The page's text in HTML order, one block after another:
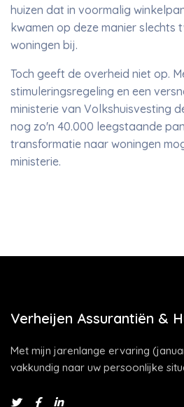
huizen dat in voormalig
kwamen op deze manier slechts
woningen bij.
Toch geeft de overheid niet op.
stimuleringsregeling en een
ministerie van Volkshuisvesting
nog zo'n 40.000 leegstaande
transformatie naar woningen
ministerie.
Verheijen Assurantiën &
Met mijn jarenlange ervaring
vakkundig naar uw persoonlijke